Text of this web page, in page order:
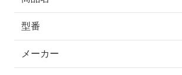
型番
メーカー